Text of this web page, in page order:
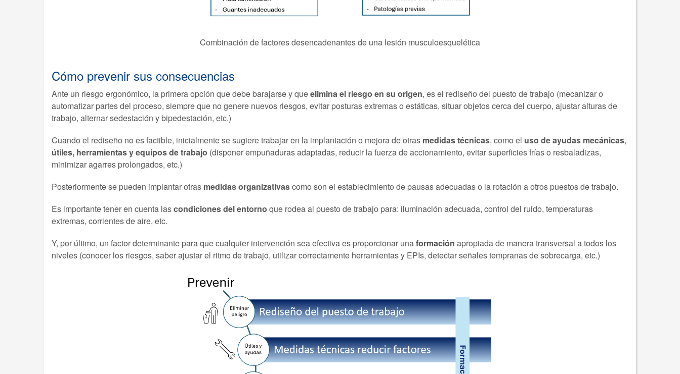
Combinación de factores desencadenantes de una lesión musculoesquelética
Cómo prevenir sus consecuencias
Ante un riesgo ergonómico, la primera opción que debe barajarse y queelimina el riesgo en su origen, es el rediseño del puesto de trabajo (mecanizar o
automatizar partes del proceso, siempre que no genere nuevos riesgos, evitar posturas extremas o estáticas, situar objetos cerca del cuerpo, ajustar alturas de
trabajo, alternar sedestación y bipedestación, etc.)
Cuando el rediseño no es factible, inicialmente se sugiere trabajar en la implantación o mejora de otras medidas técnicas, como el uso de ayudas mecánicas,
útiles, herramientas y equipos de trabajo (disponer empuñaduras adaptadas, reducir la fuerza de accionamiento, evitar superficies frías o resbaladizas,
minimizar agarres prolongados, etc.)
Posteriormente se pueden implantar otras medidas organizativascomo son el establecimiento de pausas adecuadas o la rotación a otros puestos de trabajo.
Es importante tener en cuenta lascondiciones del entorno que rodea al puesto de trabajo para: iluminación adecuada, control del ruido, temperaturas
extremas, corrientes de aire, etc.
Y, por último, un factor determinante para que cualquier intervención sea efectiva es proporcionar unaformación apropiada de manera transversal a todos los
niveles (conocer los riesgos, saber ajustar el ritmo de trabajo, utilizar correctamente herramientas y EPIs, detectar señales tempranas de sobrecarga, etc.)